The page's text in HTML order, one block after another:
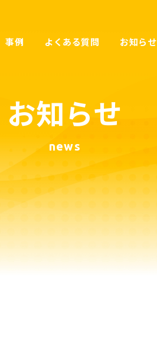
事例 よくある質問 お知らせ
お知らせ
news